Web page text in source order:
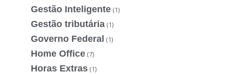
Gestão Inteligente (1)
Gestão tributária (1)
Governo Federal (1)
Home Office (7)
Horas Extras (1)